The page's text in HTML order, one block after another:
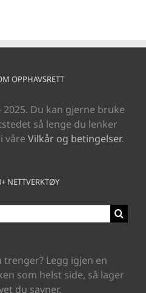
OPPHAVSRETT
2025. Du kan gjerne bruke
så lenge du lenker
våre Vilkår og betingelser.
NETTVERKTØY
trenger? Legg igjen en
som helst side, så lager
du savner.